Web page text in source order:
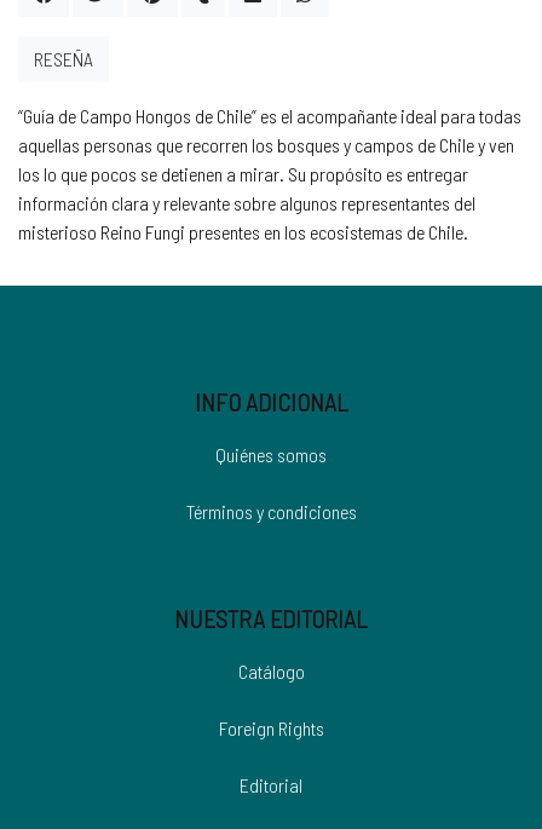
“Guía de Campo Hongos de Chile” es el acompañante ideal para todas
aquellas personas que recorren los bosques y campos de Chile y ven
los lo que pocos se detienen a mirar. Su propósito es entregar
información clara y relevante sobre algunos representantes del
misterioso Reino Fungi presentes en los ecosistemas de Chile.
RESEÑA
INFO ADICIONAL
Quiénes somos
Términos y condiciones
NUESTRA EDITORIAL
Catálogo
Foreign Rights
Editorial